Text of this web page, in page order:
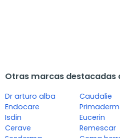
Otras marcas destacadas
Dr arturo alba
Endocare
Isdin
Cerave
Caudalie
Primaderm
Eucerin
Remescar